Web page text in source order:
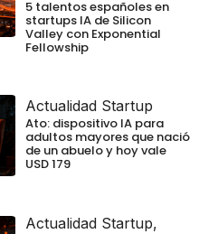
5 talentos españoles en
startups IA de Silicon
Valley con Exponential
Fellowship
Actualidad Startup
Ato: dispositivo IA para
adultos mayores que nació
de un abuelo y hoy vale
USD 179
Actualidad Startup,